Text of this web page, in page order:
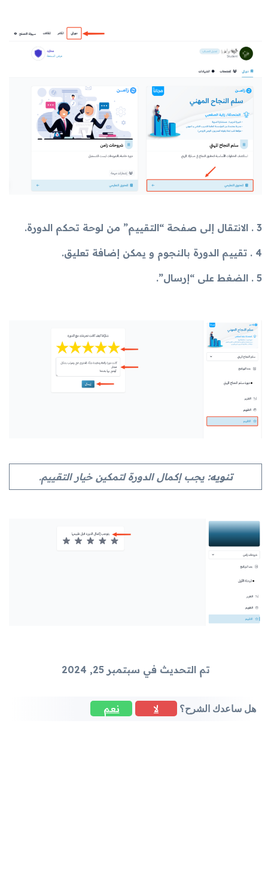
3 . الانتقال إلى صفحة “التقييم” من لوحة تحكم الدورة.
4 . تقييم الدورة بالنجوم و يمكن إضافة تعليق.
5 . الضغط على “إرسال”.
تنويه: يجب إكمال الدورة لتمكين خيار التقييم.
تم التحديث في سبتمبر 25, 2024
هل ساعدك الشرح؟ لا نعم